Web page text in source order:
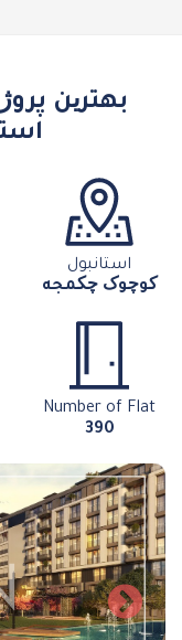
بهترین
استانبول
کوچوک چکمجه
Number of Flat
390